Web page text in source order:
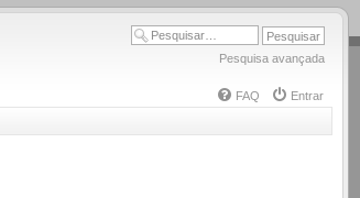
Pesquisa avançada
FAQ
Entrar